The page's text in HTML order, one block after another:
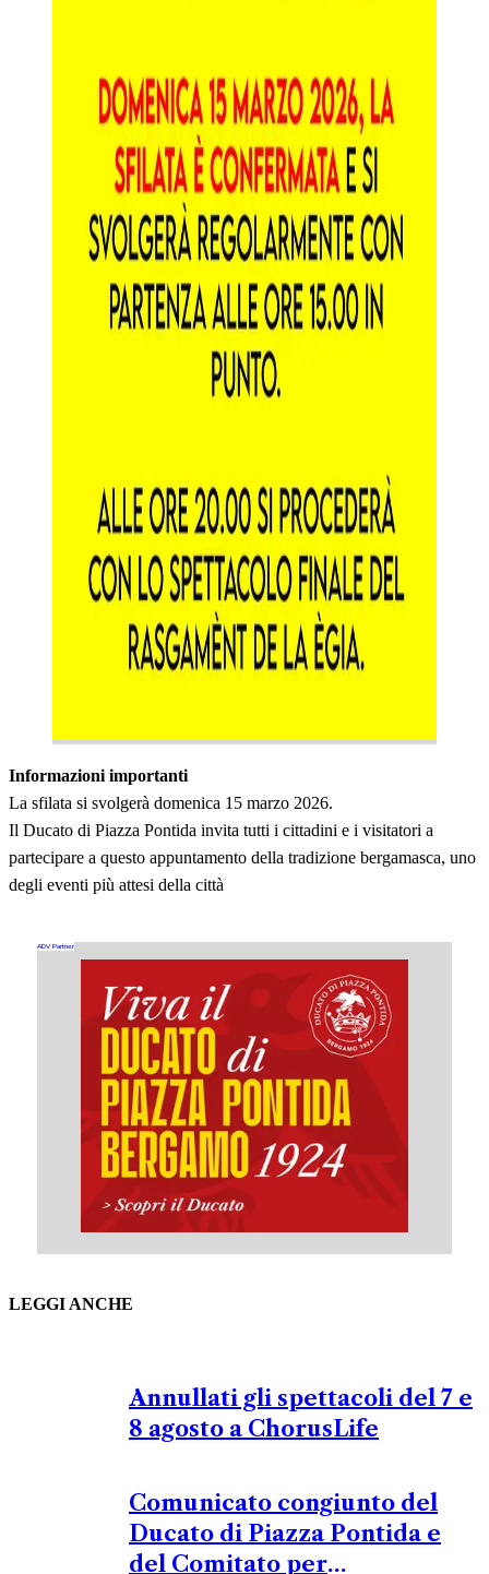
Informazioni importanti
La sfilata si svolgerà domenica 15 marzo 2026.
Il Ducato di Piazza Pontida invita tutti i cittadini e i visitatori a
partecipare a questo appuntamento della tradizione bergamasca, uno
degli eventi più attesi della città
ADV Partner
LEGGI ANCHE
Annullati gli spettacoli del 7 e
8 agosto a ChorusLife
Comunicato congiunto del
Ducato di Piazza Pontida e
del Comitato per